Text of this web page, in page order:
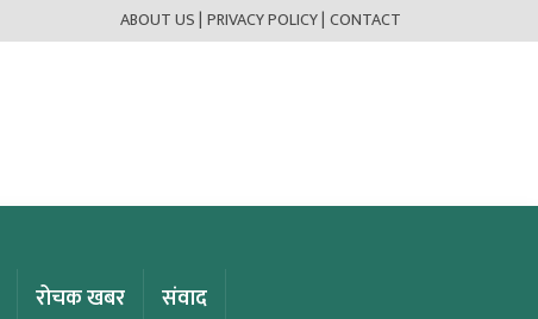
ABOUT US | PRIVACY POLICY | CONTACT
रोचक खबर
संवाद